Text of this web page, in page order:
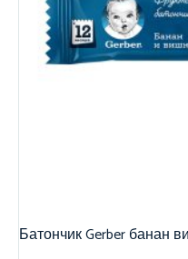
Батончик Gerber банан